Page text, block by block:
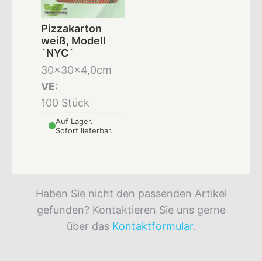
Pizzakarton
weiß, Modell
´NYC´
30x30x4,0cm
VE:
100 Stück
Auf Lager.
Sofort lieferbar.
Haben Sie nicht den passenden Artikel
gefunden? Kontaktieren Sie uns gerne
über das Kontaktformular.